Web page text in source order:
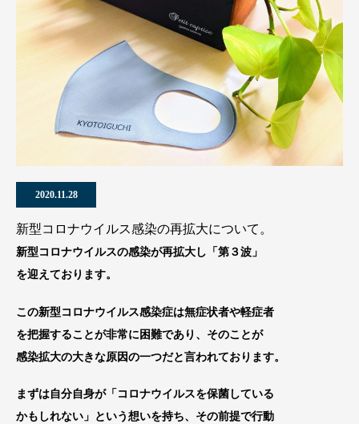
2020.11.28
新型コロナウイルス感染の再拡大について。
新型コロナウイルスの感染が再拡大し「第３波」
を迎えております。
この新型コロナウイルス感染症は無症状者や軽症者
を把握することが非常に困難であり、そのことが
感染拡大の大きな原因の一つだと言われております。
まずは自分自身が「コロナウイルスを保菌している
かもしれない」という想いを持ち、その前提で行動